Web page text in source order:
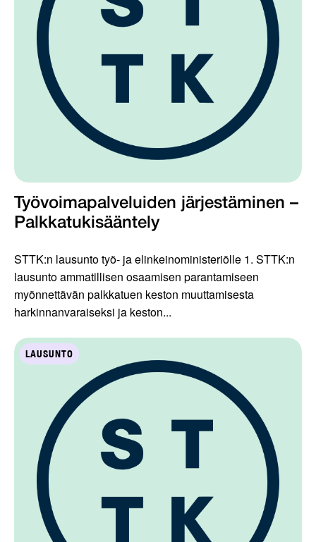
Työvoimapalveluiden järjestäminen –
Palkkatukisääntely
STTK:n lausunto työ- ja elinkeinoministeriölle 1. STTK:n
lausunto ammatillisen osaamisen parantamiseen
myönnettävän palkkatuen keston muuttamisesta
harkinnanvaraiseksi ja keston...
LAUSUNTO